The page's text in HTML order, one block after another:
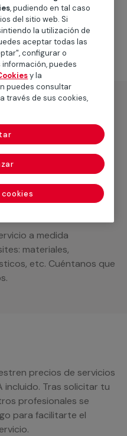
se pondrá en
información sobre
en todas las
a medida
materiales,
etc. Cuéntanos que
precios de servicios
incluido. Tras solicitar tu
profesionales se
para facilitarte el
, pudiendo en tal caso
del sitio web. Si
la utilización de
aceptar todas las
configurar o
puedes
y la
puedes consultar
a través de sus cookies,